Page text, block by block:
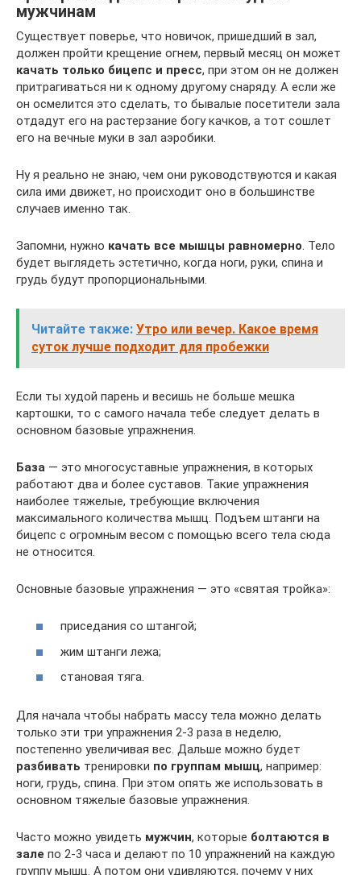
мужчинам
Существует поверье, что новичок, пришедший в зал,
должен пройти крещение огнем, первый месяц он может
качать только бицепс и пресс, при этом он не должен
притрагиваться ни к одному другому снаряду. А если же
он осмелится это сделать, то бывалые посетители зала
отдадут его на растерзание богу качков, а тот сошлет
его на вечные муки в зал аэробики.
Ну я реально не знаю, чем они руководствуются и какая
сила ими движет, но происходит оно в большинстве
случаев именно так.
Запомни, нужно качать все мышцы равномерно. Тело
будет выглядеть эстетично, когда ноги, руки, спина и
грудь будут пропорциональными.
Читайте также: Утро или вечер. Какое время
суток лучше подходит для пробежки
Если ты худой парень и весишь не больше мешка
картошки, то с самого начала тебе следует делать в
основном базовые упражнения.
База — это многосуставные упражнения, в которых
работают два и более суставов. Такие упражнения
наиболее тяжелые, требующие включения
максимального количества мышц. Подъем штанги на
бицепс с огромным весом с помощью всего тела сюда
не относится.
Основные базовые упражнения — это «святая тройка»:
приседания со штангой;
жим штанги лежа;
становая тяга.
Для начала чтобы набрать массу тела можно делать
только эти три упражнения 2-3 раза в неделю,
постепенно увеличивая вес. Дальше можно будет
разбивать тренировки по группам мышц, например:
ноги, грудь, спина. При этом опять же использовать в
основном тяжелые базовые упражнения.
Часто можно увидеть мужчин, которые болтаются в
зале по 2-3 часа и делают по 10 упражнений на каждую
группу мышц. А потом они удивляются, почему у них